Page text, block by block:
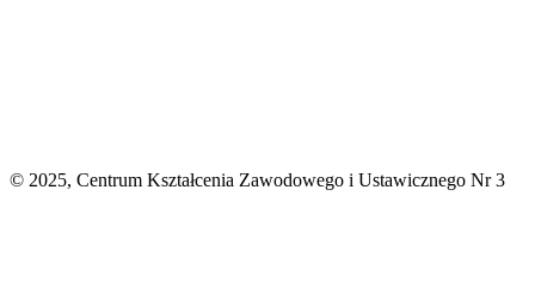
© 2025, Centrum Kształcenia Zawodowego i Ustawicznego Nr 3